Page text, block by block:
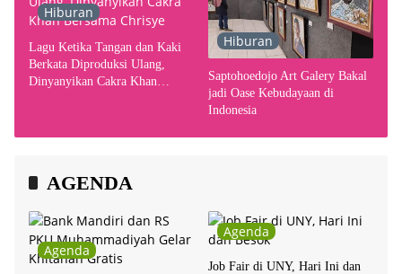
Hiburan
Lagu Ketika Tangan dan Kaki
Berkata Diproduksi Ulang,
Dinyanyikan Cakra Khan
Hiburan
Saptohoedojo Art Galery Bakal
jadi Oase Kebudayaan di
Indonesia
AGENDA
Agenda
Agenda
Job Fair di UNY, Hari Ini dan